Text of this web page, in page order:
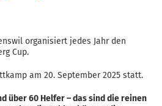
organisiert jedes Jahr den
Cup.
am 20. September 2025 statt.
über 60 Helfer – das sind die reinen